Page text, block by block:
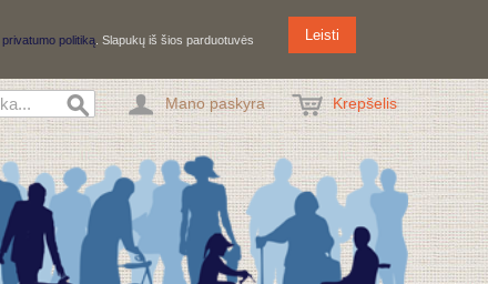
privatumo politiką . Slapukų iš šios parduotuvės
Leisti
Mano paskyra Krepšelis